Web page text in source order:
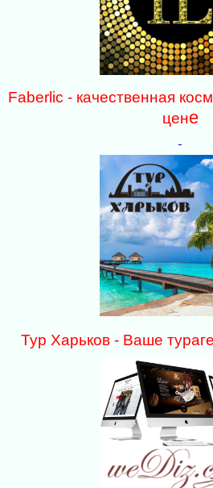
Faberlic - качественная
цене
Тур Харьков - Ваше